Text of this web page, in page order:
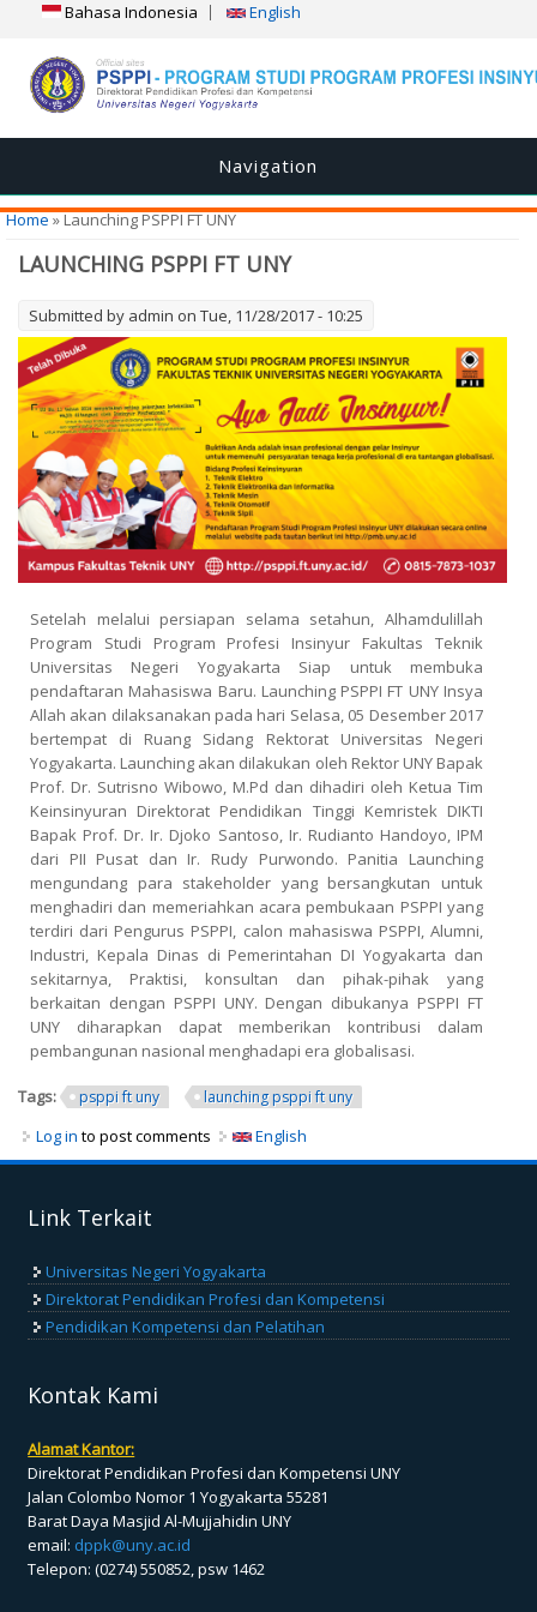
Bahasa Indonesia English
Navigation
You are here
Home» Launching PSPPI FT UNY
LAUNCHING PSPPI FT UNY
Submitted by admin on Tue, 11/28/2017 - 10:25
Setelah melalui persiapan selama setahun, Alhamdulillah
Program Studi Program Profesi Insinyur Fakultas Teknik
Universitas Negeri Yogyakarta Siap untuk membuka
pendaftaran Mahasiswa Baru. Launching PSPPI FT UNY Insya
Allah akan dilaksanakan pada hari Selasa, 05 Desember 2017
bertempat di Ruang Sidang Rektorat Universitas Negeri
Yogyakarta. Launching akan dilakukan oleh Rektor UNY Bapak
Prof. Dr. Sutrisno Wibowo, M.Pd dan dihadiri oleh Ketua Tim
Keinsinyuran Direktorat Pendidikan Tinggi Kemristek DIKTI
Bapak Prof. Dr. Ir. Djoko Santoso, Ir. Rudianto Handoyo, IPM
dari PII Pusat dan Ir. Rudy Purwondo. Panitia Launching
mengundang para stakeholder yang bersangkutan untuk
menghadiri dan memeriahkan acara pembukaan PSPPI yang
terdiri dari Pengurus PSPPI, calon mahasiswa PSPPI, Alumni,
Industri, Kepala Dinas di Pemerintahan DI Yogyakarta dan
sekitarnya, Praktisi, konsultan dan pihak-pihak yang
berkaitan dengan PSPPI UNY. Dengan dibukanya PSPPI FT
UNY diharapkan dapat memberikan kontribusi dalam
pembangunan nasional menghadapi era globalisasi.
Tags: psppi ft uny launching psppi ft uny
Log in to post comments English
Link Terkait
Universitas Negeri Yogyakarta
Direktorat Pendidikan Profesi dan Kompetensi
Pendidikan Kompetensi dan Pelatihan
Kontak Kami
Alamat Kantor:
Direktorat Pendidikan Profesi dan Kompetensi UNY
Jalan Colombo Nomor 1 Yogyakarta 55281
Barat Daya Masjid Al-Mujjahidin UNY
email: dppk@uny.ac.id
Telepon: (0274) 550852, psw 1462